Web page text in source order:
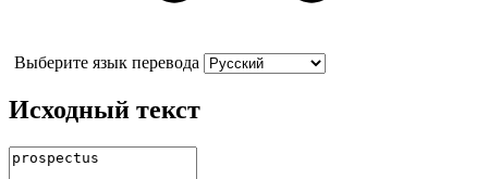
Выберите язык перевода
Исходный текст